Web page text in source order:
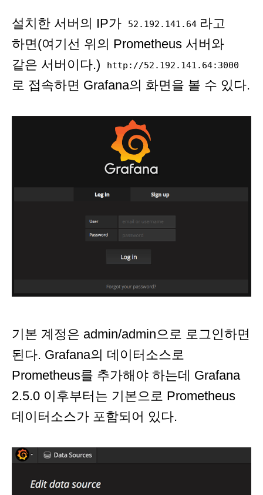
설치한 서버의 IP가 52.192.141.64 라고
하면(여기선 위의 Prometheus 서버와
같은 서버이다.)
http://52.192.141.64:3000
로 접속하면 Grafana의 화면을 볼 수 있다.
기본 계정은 admin/admin으로 로그인하면
된다. Grafana의 데이터소스로
Prometheus를 추가해야 하는데 Grafana
2.5.0 이후부터는 기본으로 Prometheus
데이터소스가 포함되어 있다.